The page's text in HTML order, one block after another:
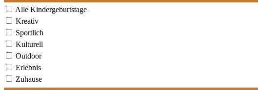
Alle Kindergeburtstage
Kreativ
Sportlich
Kulturell
Outdoor
Erlebnis
Zuhause